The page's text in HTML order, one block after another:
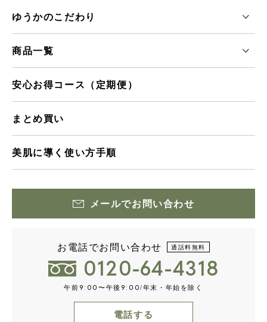
ゆうかのこだわり
商品一覧
安心お得コース（定期便）
まとめ買い
美肌に導く使い方手順
メールでお問い合わせ
お電話でお問い合わせ 通話料無料
0120-64-4318
午前 9:00 〜午後 9:00/年末・年始を除く
電話する